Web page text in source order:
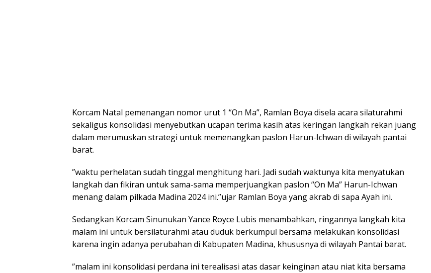
Korcam Natal pemenangan nomor urut 1 “On Ma”, Ramlan Boya disela acara silaturahmi
sekaligus konsolidasi menyebutkan ucapan terima kasih atas keringan langkah rekan juang
dalam merumuskan strategi untuk memenangkan paslon Harun-Ichwan di wilayah pantai
barat.
”waktu perhelatan sudah tinggal menghitung hari. Jadi sudah waktunya kita menyatukan
langkah dan fikiran untuk sama-sama memperjuangkan paslon “On Ma” Harun-Ichwan
menang dalam pilkada Madina 2024 ini.”ujar Ramlan Boya yang akrab di sapa Ayah ini.
Sedangkan Korcam Sinunukan Yance Royce Lubis menambahkan, ringannya langkah kita
malam ini untuk bersilaturahmi atau duduk berkumpul bersama melakukan konsolidasi
karena ingin adanya perubahan di Kabupaten Madina, khususnya di wilayah Pantai barat.
”malam ini konsolidasi perdana ini terealisasi atas dasar keinginan atau niat kita bersama